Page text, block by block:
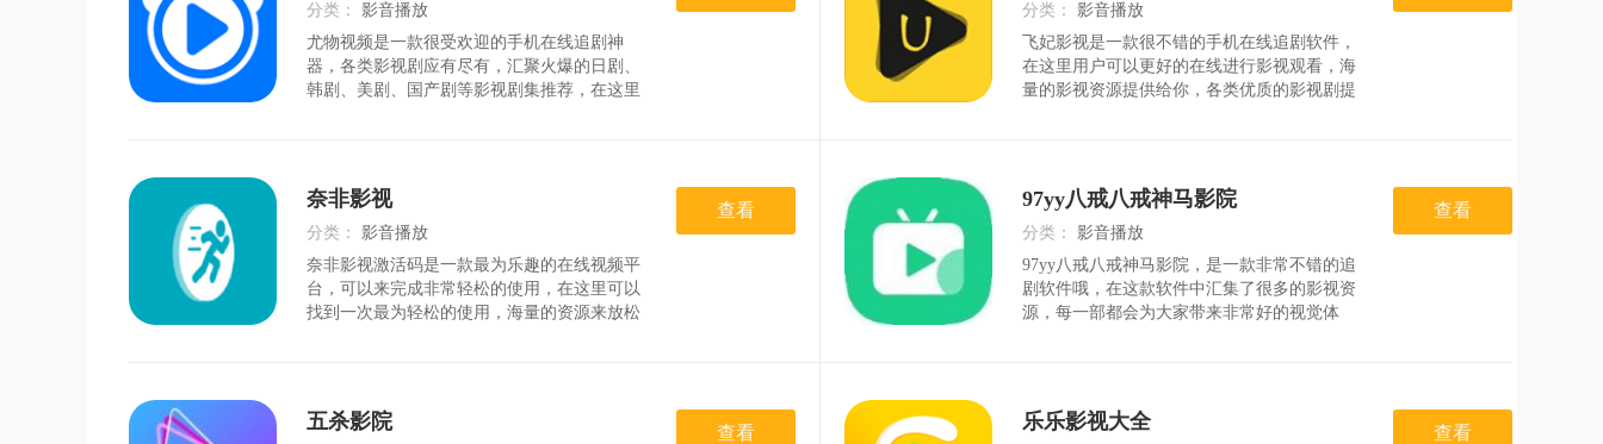
分类： 影音播放
时间：2026-08-01
尤物视频是一款很受欢迎的手机在线追剧神
器，各类影视剧应有尽有，汇聚火爆的日剧、
韩剧、美剧、国产剧等影视剧集推荐，在这里
感兴趣的用户可以下载体
分类： 影音播放
时间：2026-07-28
飞妃影视是一款很不错的手机在线追剧软件，
在这里用户可以更好的在线进行影视观看，海
量的影视资源提供给你，各类优质的影视剧提
户可以下载体验飞妃影
奈非影视
分类： 影音播放
时间：2026-08-04
奈非影视激活码是一款最为乐趣的在线视频平
台，可以来完成非常轻松的使用，在这里可以
找到一次最为轻松的使用，海量的资源来放松
乐，游戏；简约清爽交互
查看 97yy八戒八戒神马影院
分类： 影音播放
时间：2026-07-28
97yy八戒八戒神马影院，是一款非常不错的追
剧软件哦，在这款软件中汇集了很多的影视资
源，每一部都会为大家带来非常好的视觉体
样自己就不用到
查看
五杀影院 查看 乐乐影视大全 查看